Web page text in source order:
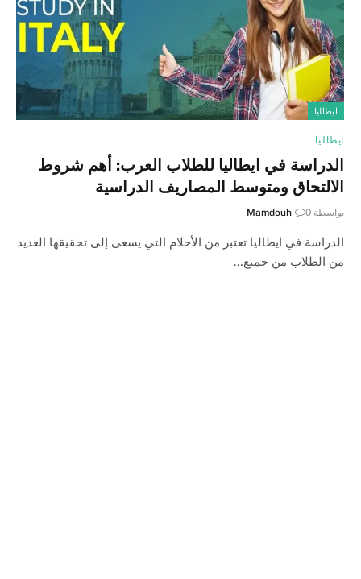
ايطاليا
ايطاليا
الدراسة في ايطاليا للطلاب العرب: أهم شروط
الالتحاق ومتوسط المصاريف الدراسية
بواسطة Mamdouh 0
الدراسة في ايطاليا تعتبر من الأحلام التي يسعى إلى تحقيقها العديد
من الطلاب من جميع…